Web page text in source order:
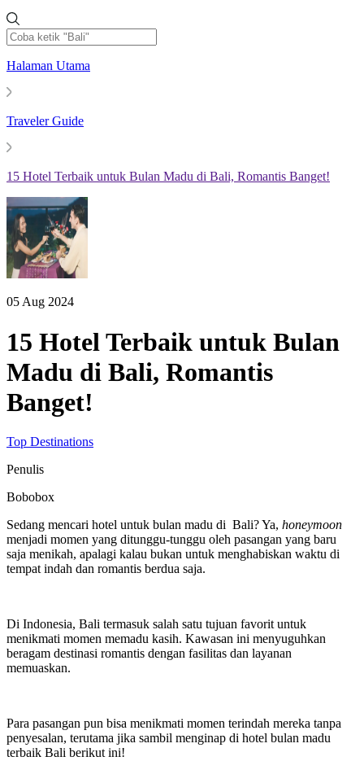
Halaman Utama
Traveler Guide
15 Hotel Terbaik untuk Bulan Madu di Bali, Romantis Banget!
05 Aug 2024
15 Hotel Terbaik untuk Bulan
Madu di Bali, Romantis
Banget!
Top Destinations
Penulis
Bobobox
Sedang mencari hotel untuk bulan madu di Bali? Ya, honeymoon
menjadi momen yang ditunggu-tunggu oleh pasangan yang baru
saja menikah, apalagi kalau bukan untuk menghabiskan waktu di
tempat indah dan romantis berdua saja.
Di Indonesia, Bali termasuk salah satu tujuan favorit untuk
menikmati momen memadu kasih. Kawasan ini menyuguhkan
beragam destinasi romantis dengan fasilitas dan layanan
memuaskan.
Para pasangan pun bisa menikmati momen terindah mereka tanpa
penyesalan, terutama jika sambil menginap di hotel bulan madu
terbaik Bali berikut ini!